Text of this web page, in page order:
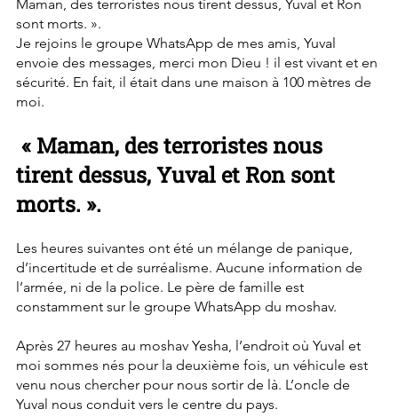
Maman, des terroristes nous tirent dessus, Yuval et Ron
sont morts. ».
Je rejoins le groupe WhatsApp de mes amis, Yuval
envoie des messages, merci mon Dieu ! il est vivant et en
sécurité. En fait, il était dans une maison à 100 mètres de
moi.
tirent dessus, Yuval et Ron sont
morts. ».
Les heures suivantes ont été un mélange de panique,
d’incertitude et de surréalisme. Aucune information de
l’armée, ni de la police. Le père de famille est
constamment sur le groupe WhatsApp du moshav.
Après 27 heures au moshav Yesha, l’endroit où Yuval et
moi sommes nés pour la deuxième fois, un véhicule est
venu nous chercher pour nous sortir de là. L’oncle de
Yuval nous conduit vers le centre du pays.